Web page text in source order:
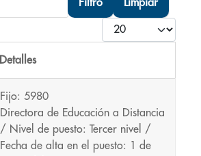
Filtro Limpiar
Cantidad
Detalles
Fijo: 5980
Directora de Educación a Distancia
/ Nivel de puesto: Tercer nivel /
Fecha de alta en el puesto: 1 de